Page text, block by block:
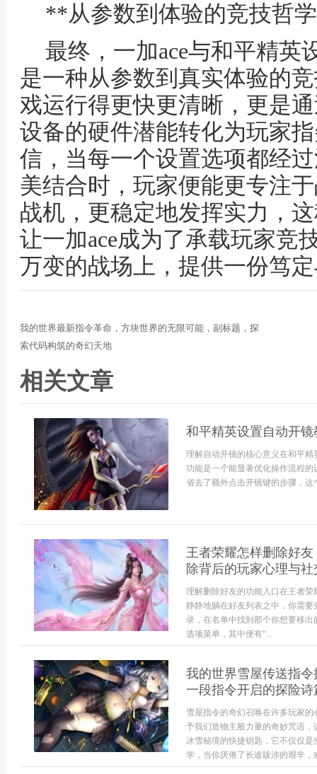
**从参数到体验的竞技哲
最终，一加ace与和平精英
是一种从参数到真实体验的
戏运行得更快更清晰，更是
设备的硬件潜能转化为玩家
信，当每一个设置选项都经
美结合时，玩家便能更专注
战机，更稳定地发挥实力，
让一加ace成为了承载玩家竞
万变的战场上，提供一份笃
我的世界最新指令革命，方块世界的无限可能，副标题，探
索代码构筑的奇幻天地
相关文章
和平精英设置自动开
理解自动开镜的核心意义在和平
功能是一个能显著优化操作流程
省去了额外点击开镜键的步骤，
王者荣耀怎样删除好
除背后的玩家心理与
理解删除好友的功能入口在王者
静静地躺在好友列表之中，你需
录，在名单中找到那个你想要移
选项菜单，其中便有“...
我的世界雪屋传送指
一段指令开启的探险诗
雪屋指令的奇幻召唤在许多玩家
予我们造物主般力量的奇妙咒语
冰雪秘境的快捷钥匙，它不仅仅
学，当你厌倦了长途跋涉的艰辛，